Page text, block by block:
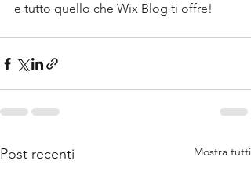
e tutto quello che Wix Blog ti offre!
Post recenti Mostra tutti